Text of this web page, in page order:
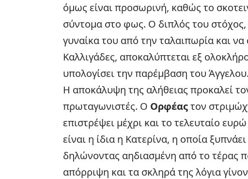
όμως είναι προσωρινή, καθώς το
σύντομα στο φως. Ο διπλός του
γυναίκα του από την ταλαιπωρία και
Καλλιγάδες, αποκαλύπτεται εξ
υπολογίσει την παρέμβαση του Άγγελου.
Η αποκάλυψη της αλήθειας προκαλεί
πρωταγωνιστές. Ο Ορφέαςτον
επιστρέψει μέχρι και το τελευταίο
είναι η ίδια η Κατερίνα, η οποία
δηλώνοντας αηδιασμένη από το τέρας
απόρριψη και τα σκληρά της λόγια